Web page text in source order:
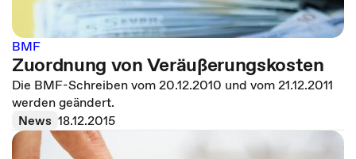
BMF
Zuordnung von Veräußerungskosten
Die BMF-Schreiben vom 20.12.2010 und vom 21.12.2011
werden geändert.
News 18.12.2015